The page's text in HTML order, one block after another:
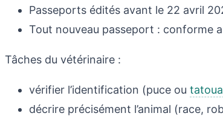
Passeports édités avant le 22 avril
Tout nouveau passeport : conforme
Tâches du vétérinaire :
vérifier l’identification (puce ou
décrire précisément l’animal (race,